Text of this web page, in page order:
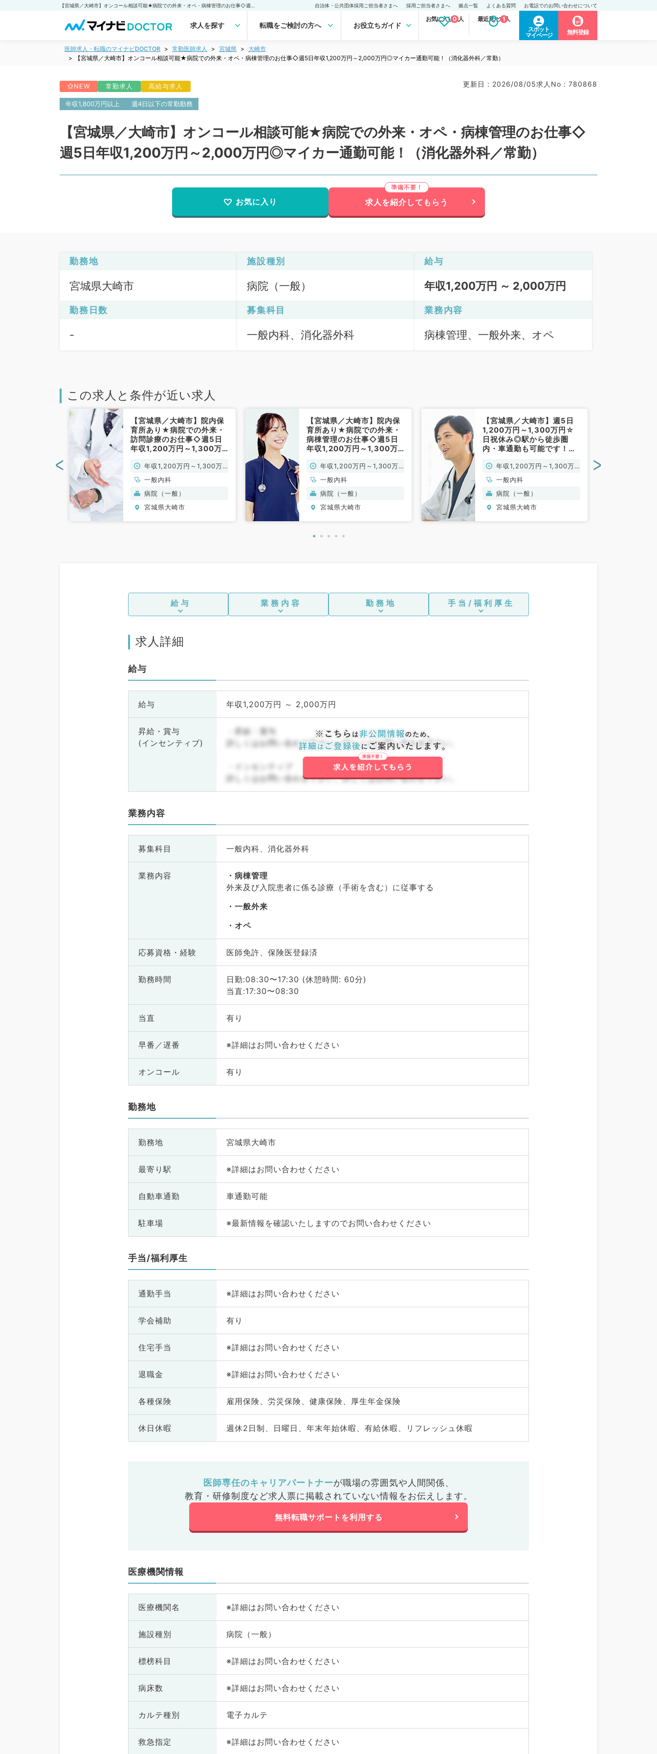
自治体・公共団体採用ご担当者さまへ 採用ご担当者さまへ 拠点一覧 よくある質問 お電話でのお問い合わせについて
求人を探す 転職をご検討の方へ お役立ちガイド
お気に入り求人
0 最近見た求人
1
スポット
マイページ
無料登録
医師求人・転職のマイナビDOCTOR 常勤医師求人 宮城県
大崎市
【宮城県／大崎市】オンコール相談可能★病院での外来・オペ・病棟管理のお仕事◇週5日年収1,200万円～2,000万円◎マイカー通勤可能！（消化器外科／常勤）
NEW 常勤求人 高給与求人 更新日 : 2026/08/05求人No : 780868
年収1,800万円以上 週4日以下の常勤勤務
【宮城県／大崎市】オンコール相談可能★病院での外来・オペ・病棟管理のお仕事◇
週5日年収1,200万円～2,000万円◎マイカー通勤可能！（消化器外科／常勤）
お気に入り 求人を紹介してもらう
勤務地
宮城県大崎市
施設種別
病院（一般）
給与
年収1,200万円 ～ 2,000万円
勤務日数
-
募集科目
一般内科、消化器外科
業務内容
病棟管理、一般外来、オペ
この求人と条件が近い求人
【宮城県／大崎市】院内保
育所あり★病院での外来・
訪問診療のお仕事◇週5日
年収1,200万円～1,300万
手当充実の病院～（一般内
科／常勤）
年収1,200万円～1,300万
一般内科
病院（一般）
宮城県大崎市
【宮城県／大崎市】院内保
育所あり★病院での外来・
病棟管理のお仕事◇週5日
年収1,200万円～1,300万
手当充実の病院～（一般内
科／常勤）
年収1,200万円～1,300万
一般内科
病院（一般）
宮城県大崎市
【宮城県／大崎市】週5日
1,200万円～1,300万円☆
日祝休み◎駅から徒歩圏
内・車通勤も可能です！
年収1,200万円～1,300万
一般内科
病院（一般）
宮城県大崎市
< >
給与 業務内容 勤務地 手当/福利厚生
求人詳細
給与
給与 年収1,200万円 ～ 2,000万円
昇給・賞与
(インセンティブ)
・昇給・賞与
詳しくはお問い合わせ下さい。詳しくはお問い合わせ下さい。
・インセンティブ
詳しくはお問い合わせ下さい。詳しくはお問い合わせ下さい。
業務内容
募集科目 一般内科、消化器外科
業務内容
病棟管理
外来及び入院患者に係る診療（手術を含む）に従事する
一般外来
オペ
応募資格・ 経験 医師免許、保険医登録済
勤務時間
日勤:08:30〜17:30 (休憩時間: 60分)
当直:17:30〜08:30
当直 有り
早番／遅番 ※詳細はお問い合わせください
オンコール 有り
勤務地
勤務地 宮城県大崎市
最寄り駅 ※詳細はお問い合わせください
自動車通勤 車通勤可能
駐車場 ※最新情報を確認いたしますのでお問い合わせください
手当/福利厚生
通勤手当 ※詳細はお問い合わせください
学会補助 有り
住宅手当 ※詳細はお問い合わせください
退職金 ※詳細はお問い合わせください
各種保険 雇用保険、労災保険、健康保険、厚生年金保険
休日休暇 週休2日制、日曜日、年末年始休暇、有給休暇、リフレッシュ休暇
医師専任のキャリアパートナーが職場の雰囲気や人間関係、
教育・研修制度など求人票に掲載されていない情報をお伝えします。
無料転職サポートを利用する
医療機関情報
医療機関名 ※詳細はお問い合わせください
施設種別 病院（一般）
標榜科目 ※詳細はお問い合わせください
病床数 ※詳細はお問い合わせください
カルテ種別 電子カルテ
救急指定 ※詳細はお問い合わせください